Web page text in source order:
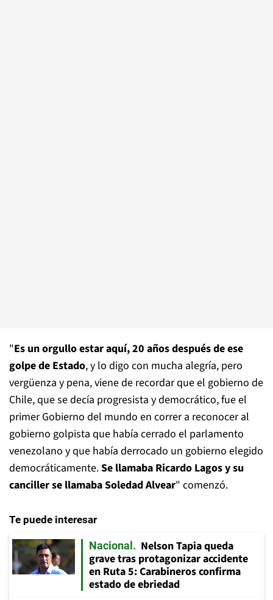
"Es un orgullo estar aquí, 20 años después de ese
golpe de Estado, y lo digo con mucha alegría, pero
vergüenza y pena, viene de recordar que el gobierno de
Chile, que se decía progresista y democrático, fue el
primer Gobierno del mundo en correr a reconocer al
gobierno golpista que había cerrado el parlamento
venezolano y que había derrocado un gobierno elegido
democráticamente.Se llamaba Ricardo Lagos y su
canciller se llamaba Soledad Alvear" comenzó.
Te puede interesar
Nacional
Nelson Tapia queda
grave tras protagonizar accidente
en Ruta 5: Carabineros confirma
estado de ebriedad